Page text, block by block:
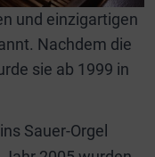
und einzigartigen
Nachdem die
sie ab 1999 in
Sauer-Orgel